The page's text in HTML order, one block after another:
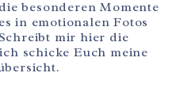
besonderen Momente
in emotionalen Fotos
mir hier die
schicke Euch meine